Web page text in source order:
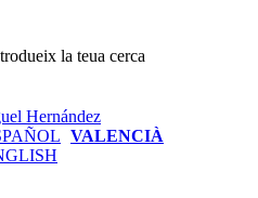
la teua cerca
VALENCIÀ